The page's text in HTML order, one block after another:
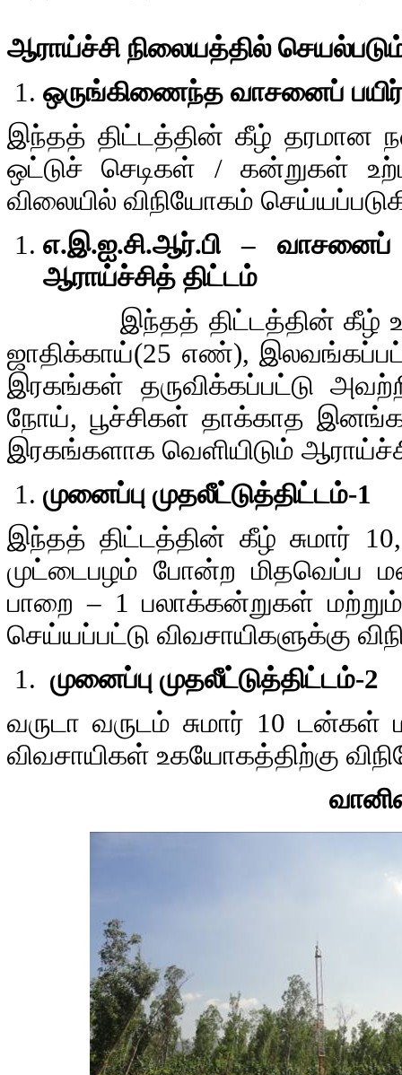
ஆராய்ச்சி நிலையத்தில்
ஒருங்கிணைந்த வாசனைப்
இந்தத் திட்டத்தின் கீழ் தரமான
ஒட்டுச் செடிகள் / கன்றுகள்
விலையில் விநியோகம்
எ.இ.ஐ.சி.ஆர்.பி –
ஆராய்ச்சித் திட்டம்
இந்தத் திட்டத்தின் கீழ் உலகின்
ஜாதிக்காய்(25 எண்),
இரகங்கள் தருவிக்கப்பட்டு
நோய், பூச்சிகள் தாக்காத
இரகங்களாக வெளியிடும்
முனைப்பு முதலீட்டுத்திட்டம்-1
இந்தத் திட்டத்தின் கீழ் சுமார்
முட்டைபழம் போன்ற மிதவெப்ப
பாறை – 1 பலாக்கன்றுகள்
செய்யப்பட்டு விவசாயிகளுக்கு
முனைப்பு முதலீட்டுத்திட்டம்-2
வருடா வருடம் சுமார் 10
விவசாயிகள் உகயோகத்திற்கு